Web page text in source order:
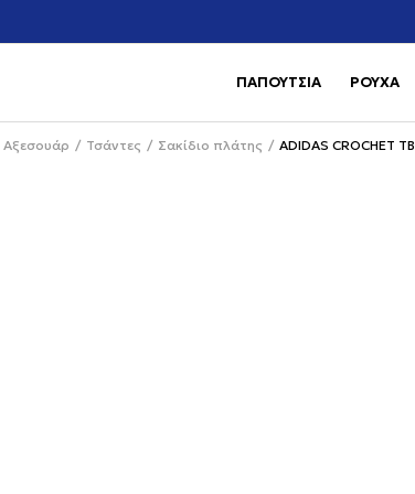
κέρδισε -10% στην πρώτη σου αγορά
ΠΑΠΟΥΤΣΙΑ ΡΟΥΧΑ
Αξεσουάρ Τσάντες Σακίδιο πλάτης ADIDAS CROCHET TB